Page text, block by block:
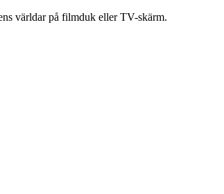
världar på filmduk eller TV-skärm.